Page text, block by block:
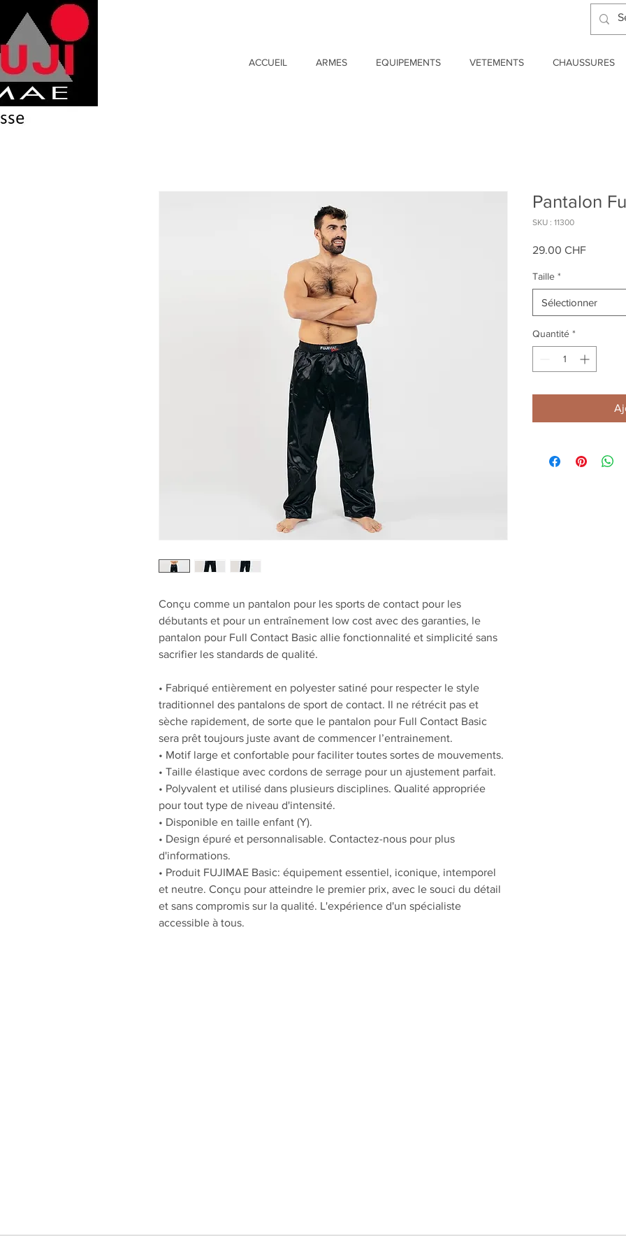
ACCUEIL ARMES EQUIPEMENTS VETEMENTS CHAUSSURES
Conçu comme un pantalon pour les sports de contact pour les
débutants et pour un entraînement low cost avec des garanties, le
pantalon pour Full Contact Basic allie fonctionnalité et simplicité sans
sacrifier les standards de qualité.
• Fabriqué entièrement en polyester satiné pour respecter le style
traditionnel des pantalons de sport de contact. Il ne rétrécit pas et
sèche rapidement, de sorte que le pantalon pour Full Contact Basic
sera prêt toujours juste avant de commencer l’entrainement.
• Motif large et confortable pour faciliter toutes sortes de mouvements.
• Taille élastique avec cordons de serrage pour un ajustement parfait.
• Polyvalent et utilisé dans plusieurs disciplines. Qualité appropriée
pour tout type de niveau d'intensité.
• Disponible en taille enfant (Y).
• Design épuré et personnalisable. Contactez-nous pour plus
d'informations.
• Produit FUJIMAE Basic: équipement essentiel, iconique, intemporel
et neutre. Conçu pour atteindre le premier prix, avec le souci du détail
et sans compromis sur la qualité. L'expérience d'un spécialiste
accessible à tous.
Pantalon
SKU : 11300
29.00 CHFPrix
Taille *
Sélectionner
Quantité *